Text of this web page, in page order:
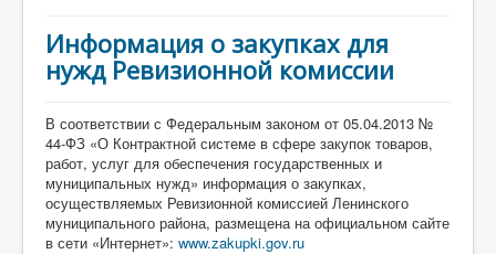
Информация о закупках для
нужд Ревизионной комиссии
В соответствии с Федеральным законом от 05.04.2013 №
44-ФЗ «О Контрактной системе в сфере закупок товаров,
работ, услуг для обеспечения государственных и
муниципальных нужд» информация о закупках,
осуществляемых Ревизионной комиссией Ленинского
муниципального района, размещена на официальном сайте
в сети «Интернет»: www.zakupki.gov.ru